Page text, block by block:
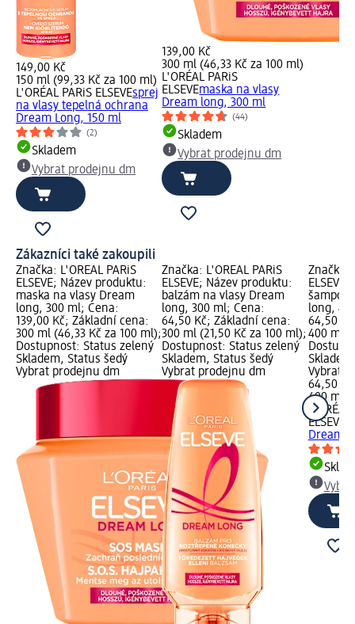
149,00 Kč
150 ml (99,33 Kč za 100 ml)
L'ORÉAL PARiS ELSEVEsprej
na vlasy tepelná ochrana
Dream Long, 150 ml
(2)
Skladem
Vybrat prodejnu dm
139,00 Kč
300 ml (46,33 Kč za 100 ml)
L'ORÉAL PARiS
ELSEVEmaska na vlasy
Dream long, 300 ml
(44)
Skladem
Vybrat prodejnu dm
Zákazníci také zakoupili
Značka: L'ORÉAL PARiS
ELSEVE; Název produktu:
maska na vlasy Dream
long, 300 ml; Cena:
139,00 Kč; Základní cena:
300 ml (46,33 Kč za 100 ml);
Dostupnost: Status zelený
Skladem, Status šedý
Vybrat prodejnu dm
Značka: L'ORÉAL PARiS
ELSEVE; Název produktu:
balzám na vlasy Dream
long, 300 ml; Cena:
64,50 Kč; Základní cena:
300 ml (21,50 Kč za 100 ml);
Dostupnost: Status zelený
Skladem, Status šedý
Vybrat prodejnu dm
Značka:
šampon
long,
64,50
400 ml
Vybrat
64,50 Kč
400 ml
ELSEVE
Dream